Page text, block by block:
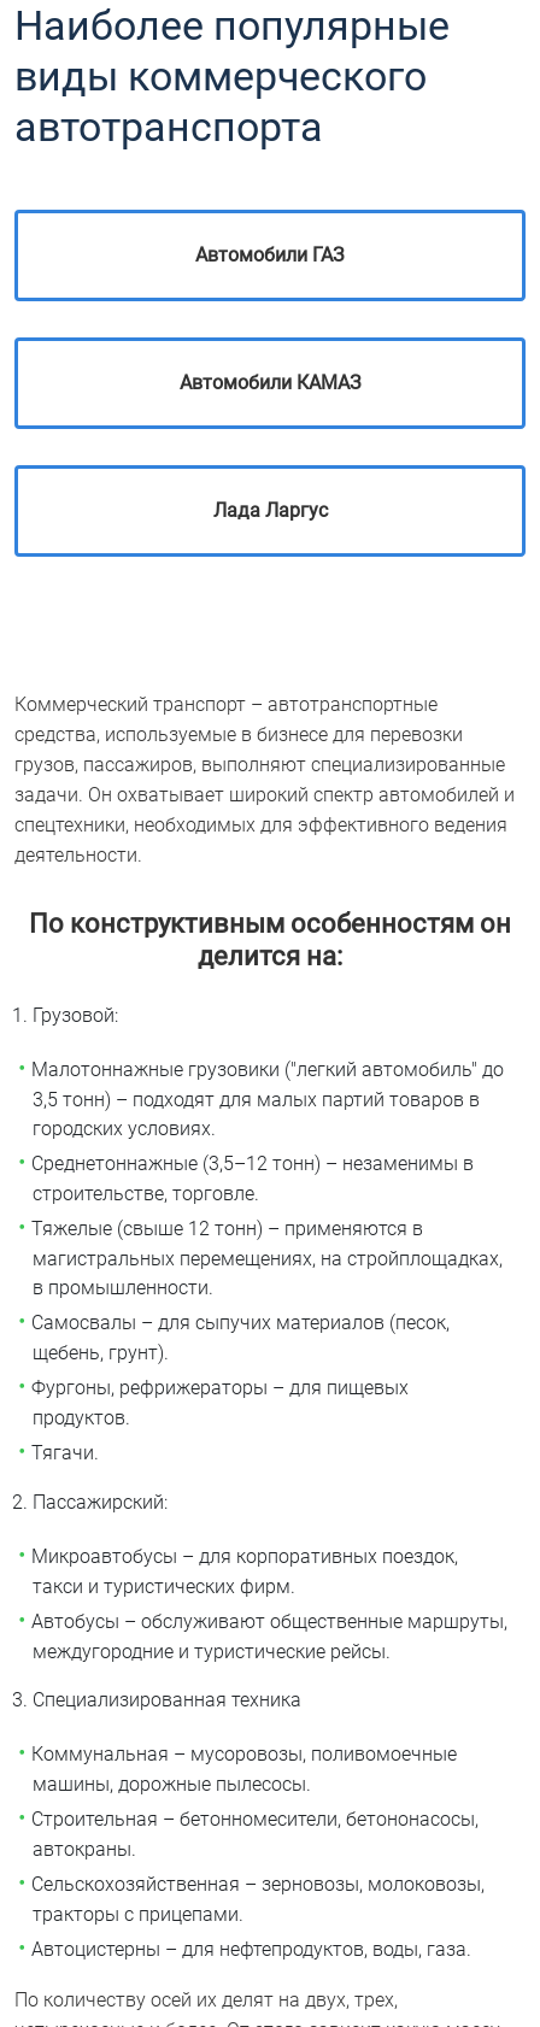
Наиболее популярные
виды коммерческого
автотранспорта
Автомобили ГАЗ
Автомобили КАМАЗ
Лада Ларгус
Коммерческий транспорт – автотранспортные
средства, используемые в бизнесе для перевозки
грузов, пассажиров, выполняют специализированные
задачи. Он охватывает широкий спектр автомобилей и
спецтехники, необходимых для эффективного ведения
деятельности.
По конструктивным особенностям он
делится на:
Грузовой:
Малотоннажные грузовики ("легкий автомобиль" до
3,5 тонн) – подходят для малых партий товаров в
городских условиях.
Среднетоннажные (3,5–12 тонн) – незаменимы в
строительстве, торговле.
Тяжелые (свыше 12 тонн) – применяются в
магистральных перемещениях, на стройплощадках,
в промышленности.
Самосвалы – для сыпучих материалов (песок,
щебень, грунт).
Фургоны, рефрижераторы – для пищевых
продуктов.
Тягачи.
Пассажирский:
Микроавтобусы – для корпоративных поездок,
такси и туристических фирм.
Автобусы – обслуживают общественные маршруты,
междугородние и туристические рейсы.
Специализированная техника
Коммунальная – мусоровозы, поливомоечные
машины, дорожные пылесосы.
Строительная – бетонномесители, бетононасосы,
автокраны.
Сельскохозяйственная – зерновозы, молоковозы,
тракторы с прицепами.
Автоцистерны – для нефтепродуктов, воды, газа.
По количеству осей их делят на двух, трех,